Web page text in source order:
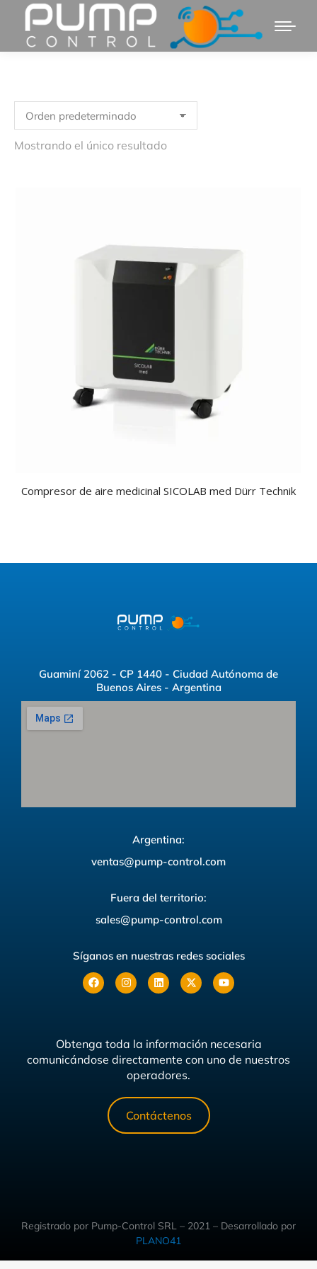
Mostrando el único resultado
Compresor de aire medicinal SICOLAB med Dürr Technik
Guaminí 2062 - CP 1440 - Ciudad Autónoma de
Buenos Aires - Argentina
Argentina:
ventas@pump-control.com
Fuera del territorio:
sales@pump-control.com
Síganos en nuestras redes sociales
Obtenga toda la información necesaria
comunicándose directamente con uno de nuestros
operadores.
Contáctenos
Registrado por Pump-Control SRL – 2021 – Desarrollado por
PLANO41